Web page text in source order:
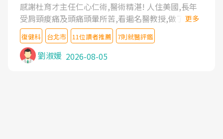
感謝杜育才主任仁心仁術,醫術精湛! 人住美國,長年
受肩頸痠痛及頭痛頭暈所苦,看遍名醫教授,做了各種
檢查,也嘗試過西醫打針,中醫針灸及物理徒手治療都
沒有用,後來連吃到嗎啡類止痛藥都效果有限,只是壓
症狀,沒多久就痛起來,多年失眠嚴重影響生活品質.
台灣親友介紹忠孝醫院杜育才主任是頸頭症候群專
更多
復健科 台北市 11位讀者推薦 7則就醫評鑑
劉淑媛 2026-08-05